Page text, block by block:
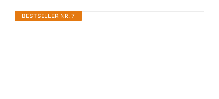
BESTSELLER NR. 7